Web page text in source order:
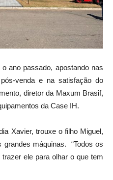
ano passado, apostando nas
venda e na satisfação do
diretor da Maxum Brasif,
da Case IH.
Xavier, trouxe o filho Miguel,
máquinas. “Todos os
ele para olhar o que tem